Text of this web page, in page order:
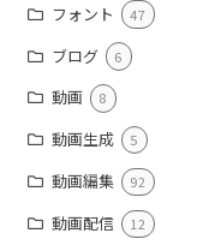
フォント 47
ブログ 6
動画 8
動画生成 5
動画編集 92
動画配信 12